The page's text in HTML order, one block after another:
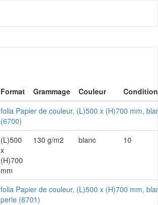
Format Grammage Couleur
folia Papier de couleur, (L)500 x (H)700 mm,
(6700)
(L)500
x
(H)700
mm
130 g/m2 blanc 10
folia Papier de couleur, (L)500 x (H)700 mm,
perle (6701)